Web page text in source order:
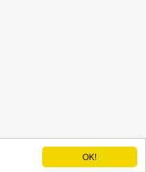
OK!
Contact me
Terms &